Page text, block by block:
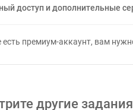
доступ и дополнительные
есть премиум-аккаунт, вам
другие